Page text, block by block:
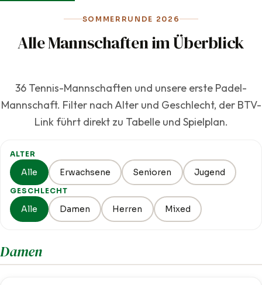
SOMMERRUNDE 2026
Alle Mannschaften im Überblick
36 Tennis-Mannschaften und unsere erste Padel-
Mannschaft. Filter nach Alter und Geschlecht, der BTV-
Link führt direkt zu Tabelle und Spielplan.
ALTER
Alle Erwachsene Senioren Jugend
GESCHLECHT
Alle Damen Herren Mixed
Damen